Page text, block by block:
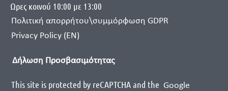
Ωρες κοινού 10:00 με 13:00
Πολιτική απορρήτου\συμμόρφωση GDPR
Privacy Policy (EN)
Δήλωση Προσβασιμότητας
This site is protected by reCAPTCHA and the Google